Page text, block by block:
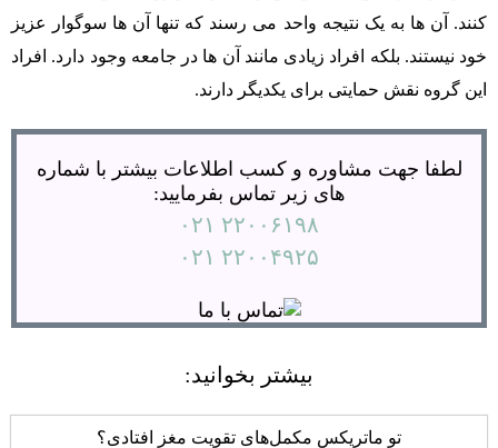
کنند. آن ها به یک نتیجه واحد می رسند که تنها آن ها سوگوار عزیز
خود نیستند. بلکه افراد زیادی مانند آن ها در جامعه وجود دارد. افراد
این گروه نقش حمایتی برای یکدیگر دارند.
لطفا جهت مشاوره و کسب اطلاعات بیشتر با شماره
های زیر تماس بفرمایید:
۲۲۰۰۶۱۹۸ ۰۲۱
۲۲۰۰۴۹۲۵ ۰۲۱
بیشتر بخوانید:
تو ماتریکس مکمل‌های تقویت مغز افتادی؟